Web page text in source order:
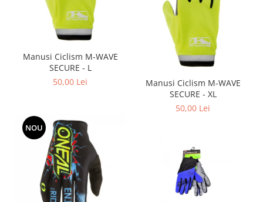
Manusi Ciclism M-WAVE
SECURE - L
50,00 Lei
Manusi Ciclism M-WAVE
SECURE - XL
50,00 Lei
NOU